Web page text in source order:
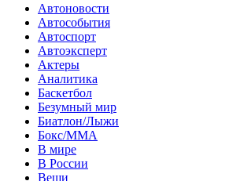
Автоновости
Автособытия
Автоспорт
Автоэксперт
Актеры
Аналитика
Баскетбол
Безумный мир
Биатлон/Лыжи
Бокс/MMA
В мире
В России
Вещи